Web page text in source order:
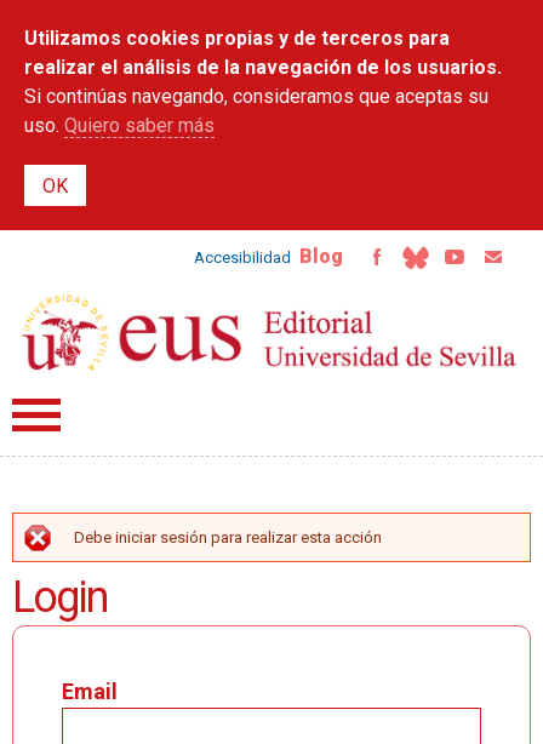
contenido
principal
Utilizamos cookies propias y de terceros para
realizar el análisis de la navegación de los usuarios.
Si continúas navegando, consideramos que aceptas su
uso. Quiero saber más
Accesibilidad Blog
MENSAJE DE ERROR
Debe iniciar sesión para realizar esta acción
Login
Email